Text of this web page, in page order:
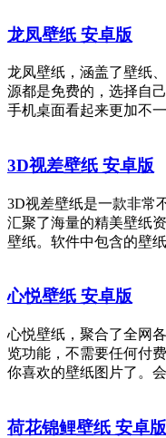
龙凤壁纸 安卓版
龙凤壁纸，涵盖了壁纸
源都是免费的，选择自
手机桌面看起来更加不
3D视差壁纸 安卓版
3D视差壁纸是一款非常
汇聚了海量的精美壁纸
壁纸。软件中包含的壁
心悦壁纸 安卓版
心悦壁纸，聚合了全网
览功能，不需要任何付
你喜欢的壁纸图片了。
荷花锦鲤壁纸 安卓版